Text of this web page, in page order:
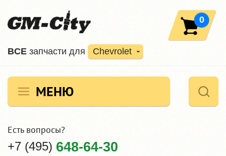
ВCE запчасти для Chevrolet
0
МЕНЮ
Есть вопросы?
+7 (495) 648-64-30